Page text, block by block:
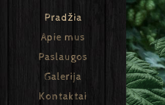
Pradžia
Apie mus
Paslaugos
Galerija
Kontaktai